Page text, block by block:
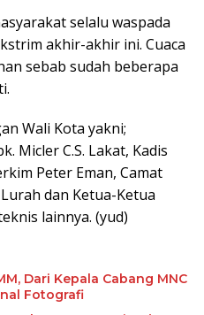
selalu waspada
akhir-akhir ini. Cuaca
sebab sudah beberapa
Wali Kota yakni;
Micler C.S. Lakat, Kadis
Peter Eman, Camat
dan Ketua-Ketua
lainnya. (yud)
Dari Kepala Cabang MNC
Fotografi